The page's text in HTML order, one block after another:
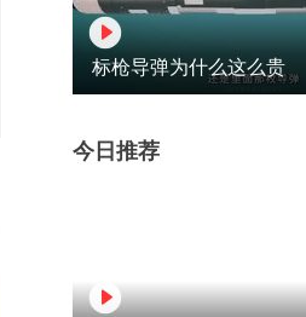
标枪导弹为什么这么贵
今日推荐